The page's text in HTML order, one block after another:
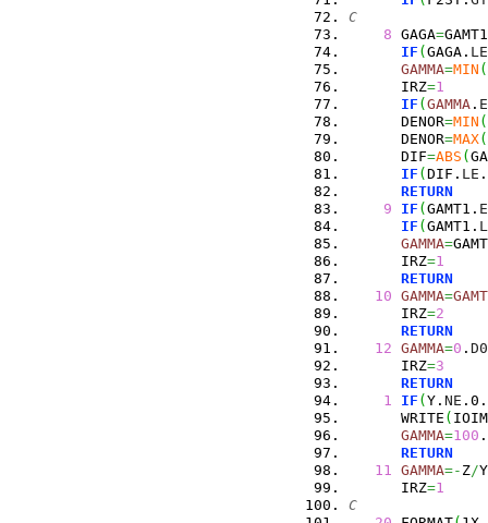
C
8 GAGA=GAMT1
IF (GAGA. LE
GAMMA=MIN (
      IRZ
=1
IF (GAMMA .
      DENOR
=MIN (
      DENOR
=MAX(
      DIF
=ABS (
IF (DIF. LE .
RETURN
9
IF (GAMT1.
IF (GAMT1.
GAMMA=
      IRZ
=1
RETURN
10 GAMMA=
      IRZ
=2
RETURN
12 GAMMA=0 . D0
      IRZ
=3
RETURN
1
IF (Y. NE .0.
      WRITE
(
GAMMA=100 .
RETURN
11
GAMMA=- Z/Y
      IRZ
=1
C